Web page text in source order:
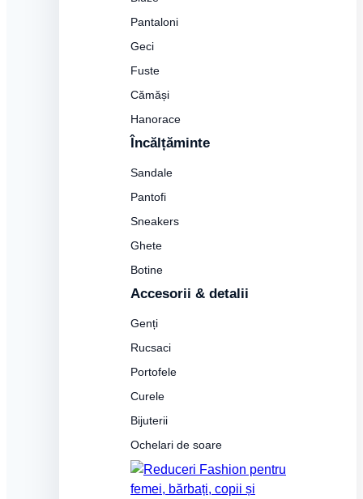
Pantaloni
Geci
Fuste
Cămăși
Hanorace
Încălțăminte
Sandale
Pantofi
Sneakers
Ghete
Botine
Accesorii & detalii
Genți
Rucsaci
Portofele
Curele
Bijuterii
Ochelari de soare